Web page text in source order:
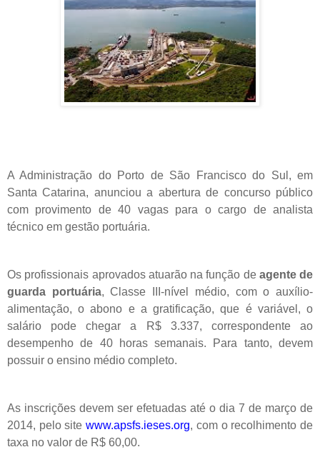
A Administração do Porto de São Francisco do Sul, em
Santa Catarina, anunciou a abertura de concurso público
com provimento de 40 vagas para o cargo de analista
técnico em gestão portuária.
Os profissionais aprovados atuarão na função de agente de
guarda portuária, Classe III-nível médio, com o auxílio-
alimentação, o abono e a gratificação, que é variável, o
salário pode chegar a R$ 3.337, correspondente ao
desempenho de 40 horas semanais. Para tanto, devem
possuir o ensino médio completo.
As inscrições devem ser efetuadas até o dia 7 de março de
2014, pelo sitewww.apsfs.ieses.org, com o recolhimento de
taxa no valor de R$ 60,00.